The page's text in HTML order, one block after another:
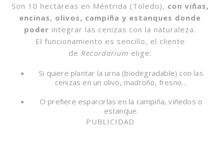
Son 10 hectáreas en Méntrida (Toledo), con viñas,
encinas, olivos, campiña y estanques donde
poder integrar las cenizas con la naturaleza.
El funcionamiento es sencillo, el cliente
de Recordarium elige:
Si quiere plantar la urna (biodegradable) con las
cenizas en un olivo, madroño, fresno…
O prefiere esparcirlas en la campiña, viñedos o
estanque.
PUBLICIDAD